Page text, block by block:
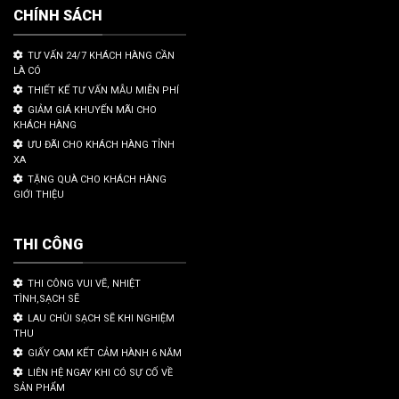
CHÍNH SÁCH
TƯ VẤN 24/7 KHÁCH HÀNG CẦN
LÀ CÓ
THIẾT KẾ TƯ VẤN MẪU MIỄN PHÍ
GIẢM GIÁ KHUYẾN MÃI CHO
KHÁCH HÀNG
ƯU ĐÃI CHO KHÁCH HÀNG TỈNH
XA
TẶNG QUÀ CHO KHÁCH HÀNG
GIỚI THIỆU
THI CÔNG
THI CÔNG VUI VẼ, NHIỆT
TÌNH,SẠCH SẼ
LAU CHÙI SẠCH SẼ KHI NGHIỆM
THU
GIẤY CAM KẾT CẢM HÀNH 6 NĂM
LIÊN HỆ NGAY KHI CÓ SỰ CỐ VỀ
SẢN PHẨM